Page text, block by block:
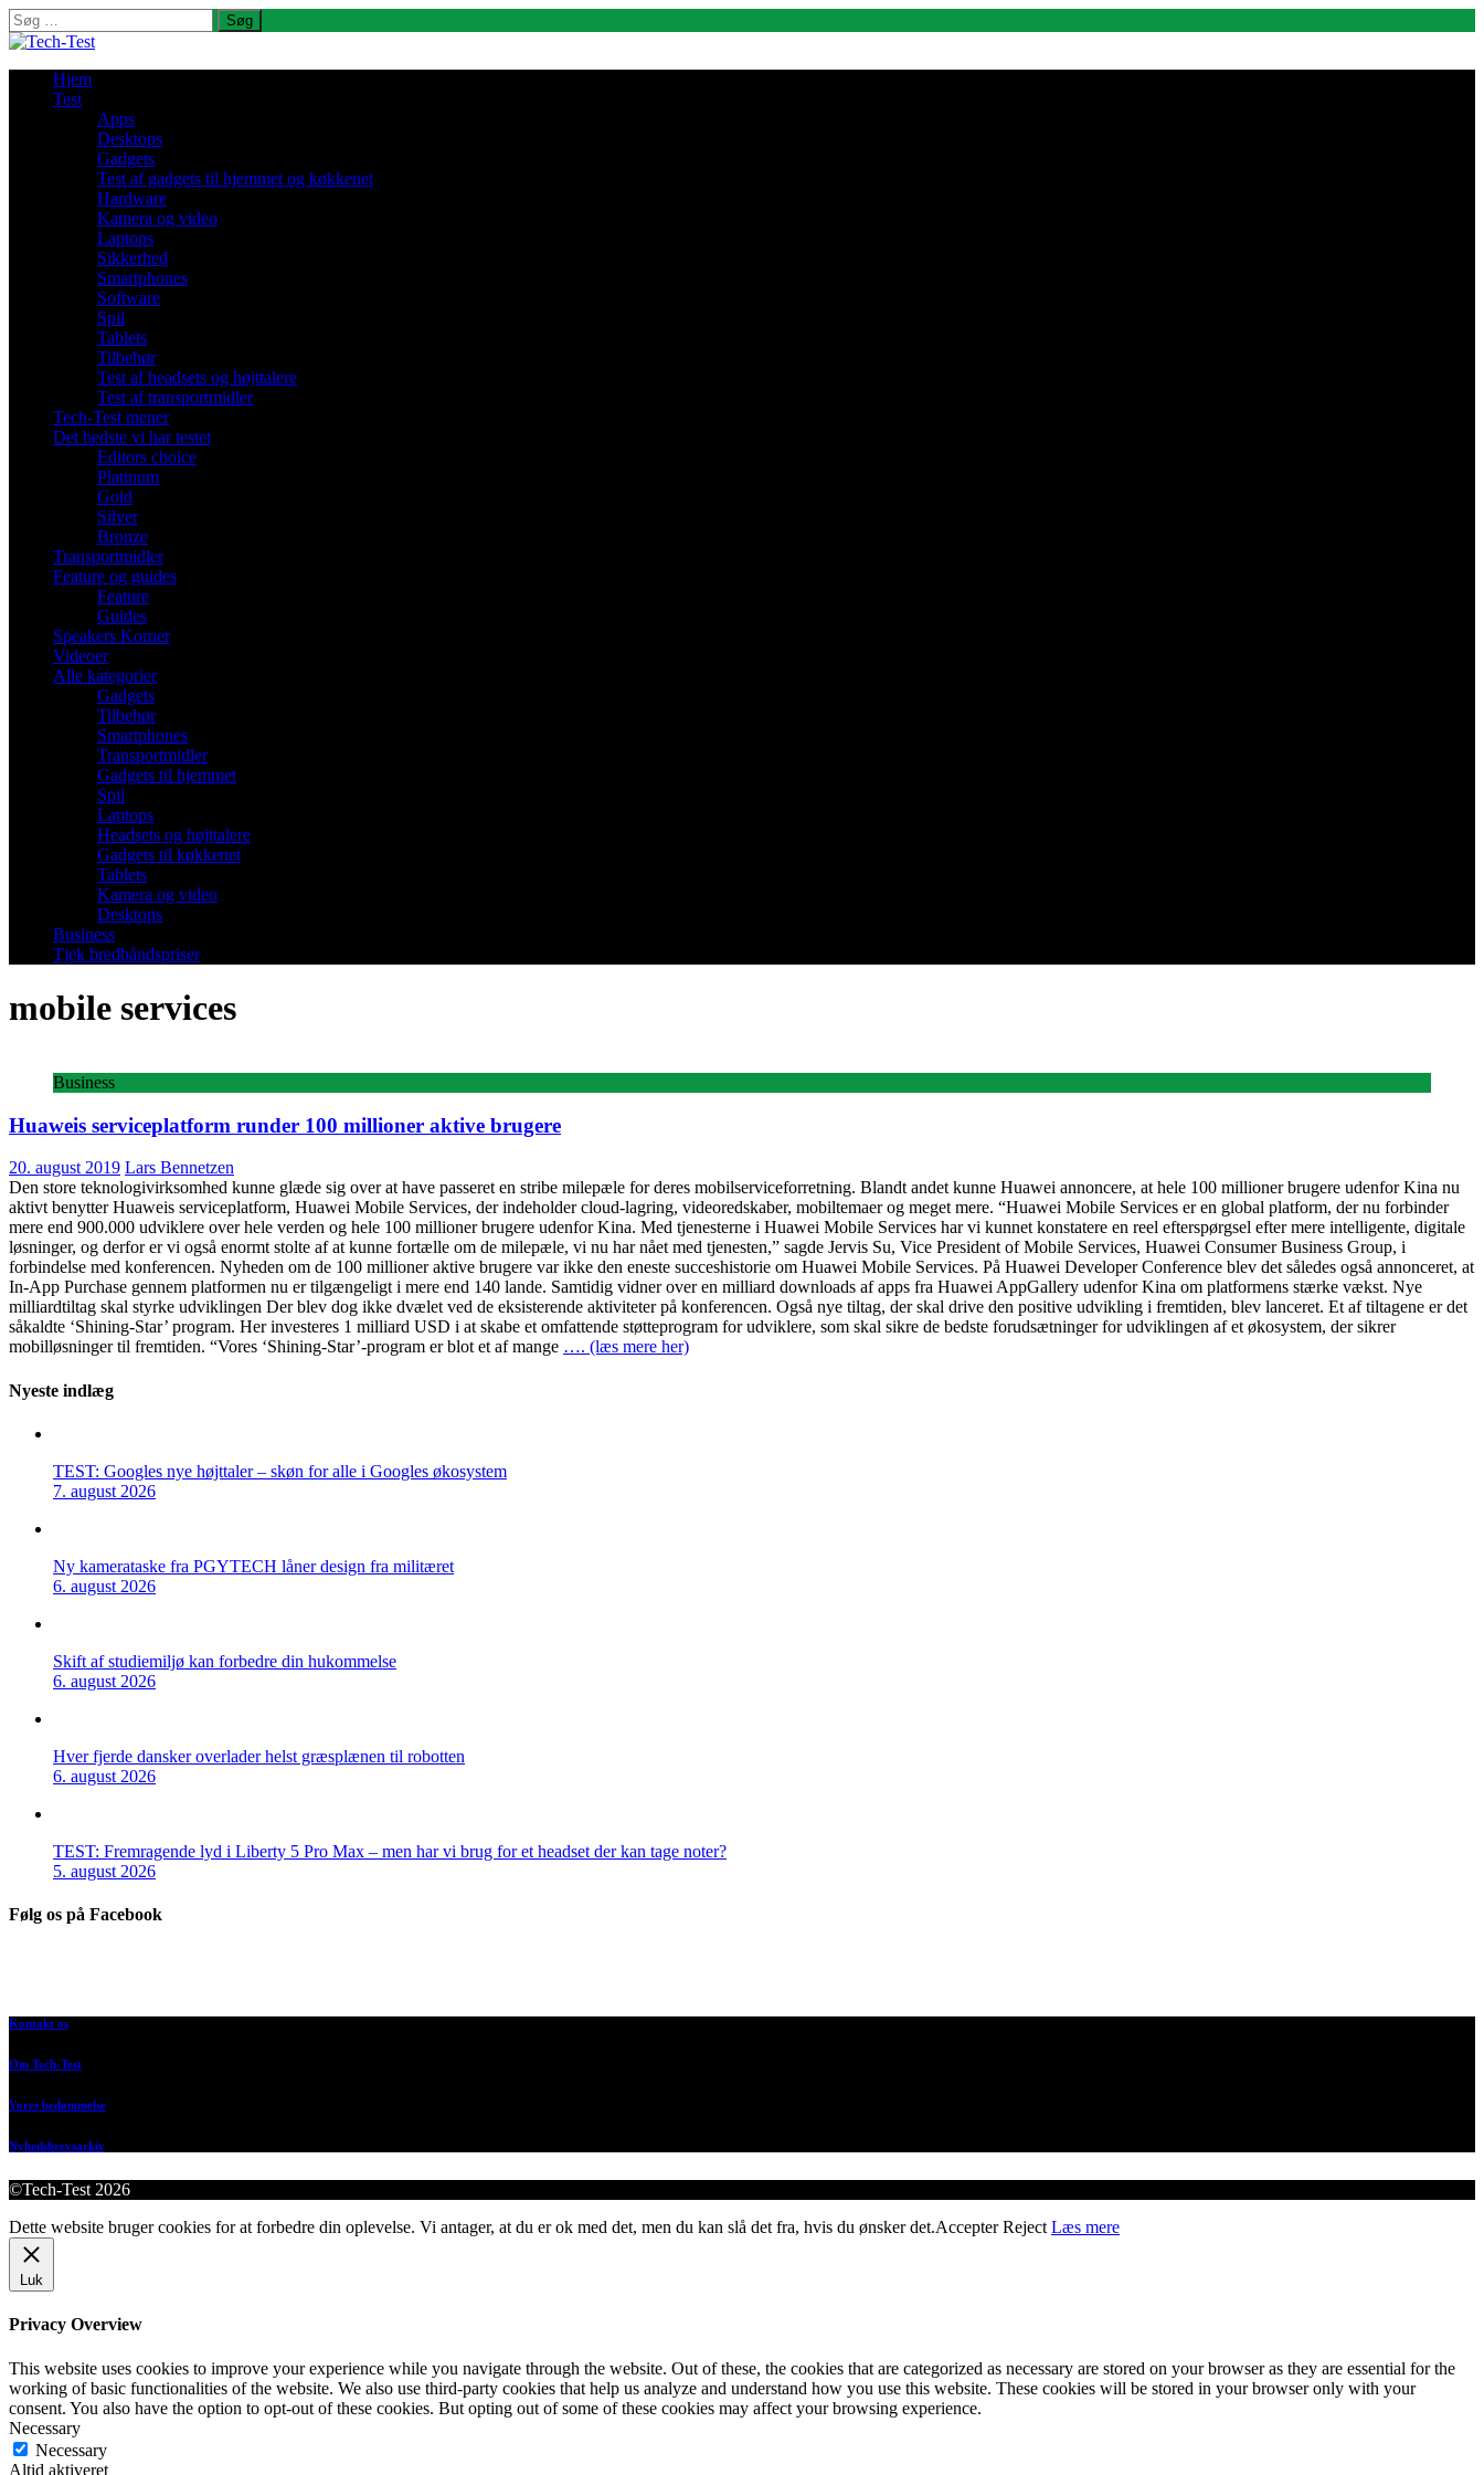
Søg
efter:
Hjem
Test
Apps
Desktops
Gadgets
Test af gadgets til hjemmet og køkkenet
Hardware
Kamera og video
Laptops
Sikkerhed
Smartphones
Software
Spil
Tablets
Tilbehør
Test af headsets og højttalere
Test af transportmidler
Tech-Test mener
Det bedste vi har testet
Editors choice
Platinum
Gold
Silver
Bronze
Transportmidler
Feature og guides
Feature
Guides
Speakers Korner
Videoer
Alle kategorier
Gadgets
Tilbehør
Smartphones
Transportmidler
Gadgets til hjemmet
Spil
Laptops
Headsets og højttalere
Gadgets til køkkenet
Tablets
Kamera og video
Desktops
Business
Tjek bredbåndspriser
mobile services
Business
Huaweis serviceplatform runder 100 millioner aktive brugere
20. august 2019 Lars Bennetzen
Den store teknologivirksomhed kunne glæde sig over at have passeret en stribe milepæle for deres mobilserviceforretning. Blandt andet kunne Huawei annoncere, at hele 100 millioner brugere udenfor Kina nu
aktivt benytter Huaweis serviceplatform, Huawei Mobile Services, der indeholder cloud-lagring, videoredskaber, mobiltemaer og meget mere. “Huawei Mobile Services er en global platform, der nu forbinder
mere end 900.000 udviklere over hele verden og hele 100 millioner brugere udenfor Kina. Med tjenesterne i Huawei Mobile Services har vi kunnet konstatere en reel efterspørgsel efter mere intelligente, digitale
løsninger, og derfor er vi også enormt stolte af at kunne fortælle om de milepæle, vi nu har nået med tjenesten,” sagde Jervis Su, Vice President of Mobile Services, Huawei Consumer Business Group, i
forbindelse med konferencen. Nyheden om de 100 millioner aktive brugere var ikke den eneste succeshistorie om Huawei Mobile Services. På Huawei Developer Conference blev det således også annonceret, at
In-App Purchase gennem platformen nu er tilgængeligt i mere end 140 lande. Samtidig vidner over en milliard downloads af apps fra Huawei AppGallery udenfor Kina om platformens stærke vækst. Nye
milliardtiltag skal styrke udviklingen Der blev dog ikke dvælet ved de eksisterende aktiviteter på konferencen. Også nye tiltag, der skal drive den positive udvikling i fremtiden, blev lanceret. Et af tiltagene er det
såkaldte ‘Shining-Star’ program. Her investeres 1 milliard USD i at skabe et omfattende støtteprogram for udviklere, som skal sikre de bedste forudsætninger for udviklingen af et økosystem, der sikrer
mobilløsninger til fremtiden. “Vores ‘Shining-Star’-program er blot et af mange …. (læs mere her)
Nyeste indlæg
TEST: Googles nye højttaler – skøn for alle i Googles økosystem
7. august 2026
Ny kamerataske fra PGYTECH låner design fra militæret
6. august 2026
Skift af studiemiljø kan forbedre din hukommelse
6. august 2026
Hver fjerde dansker overlader helst græsplænen til robotten
6. august 2026
TEST: Fremragende lyd i Liberty 5 Pro Max – men har vi brug for et headset der kan tage noter?
5. august 2026
Følg os på Facebook
Kontakt os
Om Tech-Test
Vores bedømmelse
Nyhedsbrevsarkiv
©Tech-Test 2026
Dette website bruger cookies for at forbedre din oplevelse. Vi antager, at du er ok med det, men du kan slå det fra, hvis du ønsker det.Accepter Reject Læs mere
Luk
Privacy Overview
This website uses cookies to improve your experience while you navigate through the website. Out of these, the cookies that are categorized as necessary are stored on your browser as they are essential for the
working of basic functionalities of the website. We also use third-party cookies that help us analyze and understand how you use this website. These cookies will be stored in your browser only with your
consent. You also have the option to opt-out of these cookies. But opting out of some of these cookies may affect your browsing experience.
Necessary
Necessary
Altid aktiveret